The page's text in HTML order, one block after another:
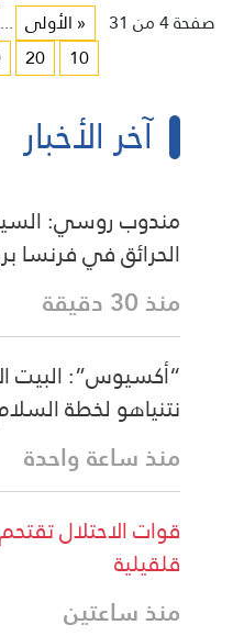
صفحة 4 من 31 « الأولى ...
10
20
آخر الأخبار
مندوب روسي:
الحرائق في فرنسا
منذ 30 دقيقة
“أكسيوس”: البيت
نتنياهو لخطة
منذ ساعة واحدة
قوات الاحتلال
قلقيلية
منذ ساعتين